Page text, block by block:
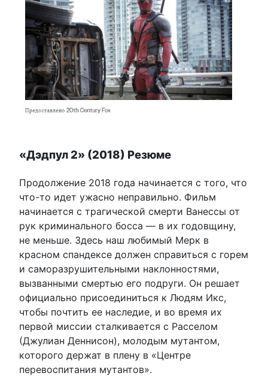
«Дэдпул 2» (2018) Резюме
Продолжение 2018 года начинается с того, что
что-то идет ужасно неправильно. Фильм
начинается с трагической смерти Ванессы от
рук криминального босса — в их годовщину,
не меньше. Здесь наш любимый Мерк в
красном спандексе должен справиться с горем
и саморазрушительными наклонностями,
вызванными смертью его подруги. Он решает
официально присоединиться к Людям Икс,
чтобы почтить ее наследие, и во время их
первой миссии сталкивается с Расселом
(Джулиан Деннисон), молодым мутантом,
которого держат в плену в «Центре
перевоспитания мутантов».